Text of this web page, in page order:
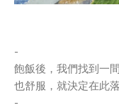
-
飽飯後，我們找到一
也舒服，就決定在此落
-